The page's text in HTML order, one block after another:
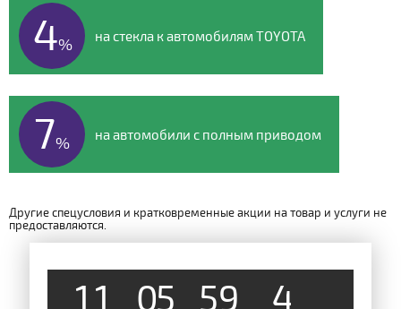
4% на стекла к автомобилям TOYOTA
7% на автомобили с полным приводом
Другие спецусловия и кратковременные акции на товар и услуги не
предоставляются.
1 1 05 59
4